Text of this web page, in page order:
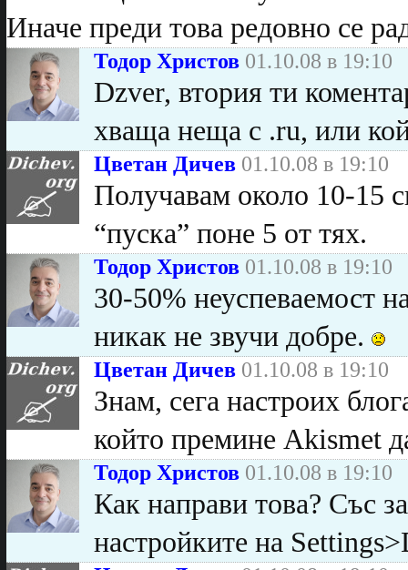
Иначе преди това редовно се
Тодор Христов 01.10.08 в 19:10
Dzver, втория ти
хваща неща с .ru, или
Цветан Дичев 01.10.08 в 19:10
Получавам около 10-15
“пуска” поне 5 от тях.
Тодор Христов 01.10.08 в 19:10
30-50% неуспеваемост
никак не звучи добре.
Цветан Дичев 01.10.08 в 19:10
Знам, сега настроих
който премине Akismet
Тодор Христов 01.10.08 в 19:10
Как направи това? Със
настройките на